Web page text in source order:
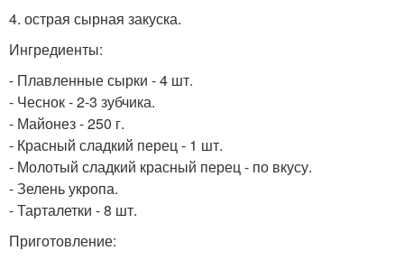
4. острая сырная закуска.
Ингредиенты:
- Плавленные сырки - 4 шт.
- Чеснок - 2-3 зубчика.
- Майонез - 250 г.
- Красный сладкий перец - 1 шт.
- Молотый сладкий красный перец - по вкусу.
- Зелень укропа.
- Тарталетки - 8 шт.
Приготовление: